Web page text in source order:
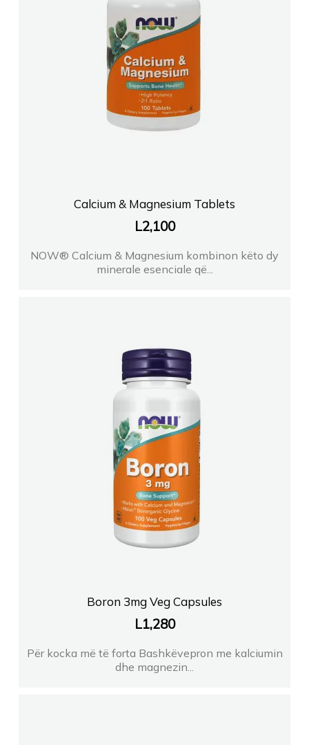
Calcium & Magnesium Tablets
L2,100
NOW® Calcium & Magnesium kombinon këto dy
minerale esenciale që...
Boron 3mg Veg Capsules
L1,280
Për kocka më të forta Bashkëvepron me kalciumin
dhe magnezin...